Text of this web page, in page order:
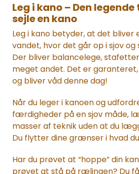
Leg i kano – Den
sejle en kano
Leg i kano betyder, at det bliver
vandet, hvor det går op i sjov og
Der bliver balancelege,
meget andet. Det er
og bliver våd denne dag!
Når du leger i kanoen og
færdigheder på en sjov måde,
masser af teknik uden at du
Du flytter dine grænser i hvad
Har du prøvet at “hoppe” din
prøvet at stå på rælingen? Du